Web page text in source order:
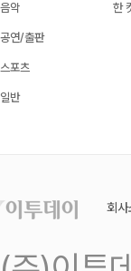
음악
공연/출판
스포츠
일반
한
회사